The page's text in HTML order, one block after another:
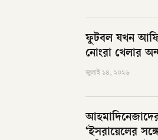
ফুটবল যখন
নোংরা খেলার
জুলাই ১৪, ২০২৬
‘ইসরায়েলের